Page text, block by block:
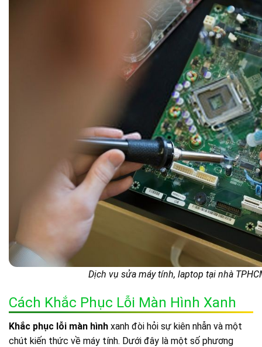
Dịch vụ sửa máy tính, laptop tại nhà
Cách Khắc Phục Lỗi Màn Hình Xanh
Khắc phục lỗi màn hình xanh đòi hỏi sự kiên nhẫn và một
chút kiến thức về máy tính. Dưới đây là một số phương